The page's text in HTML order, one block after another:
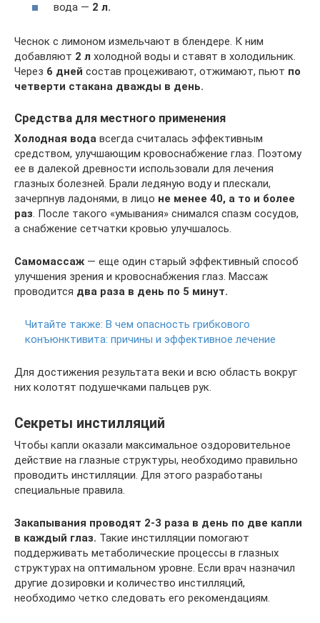
вода — 2 л.
Чеснок с лимоном измельчают в блендере. К ним
добавляют 2 л холодной воды и ставят в холодильник.
Через 6 дней состав процеживают, отжимают, пьют по
четверти стакана дважды в день.
Средства для местного применения
Холодная вода всегда считалась эффективным
средством, улучшающим кровоснабжение глаз. Поэтому
ее в далекой древности использовали для лечения
глазных болезней. Брали ледяную воду и плескали,
зачерпнув ладонями, в лицо не менее 40, а то и более
раз . После такого «умывания» снимался спазм сосудов,
а снабжение сетчатки кровью улучшалось.
Самомассаж — еще один старый эффективный способ
улучшения зрения и кровоснабжения глаз. Массаж
проводится два раза в день по 5 минут.
Читайте также: В чем опасность грибкового
конъюнктивита: причины и эффективное лечение
Для достижения результата веки и всю область вокруг
них колотят подушечками пальцев рук.
Секреты инстилляций
Чтобы капли оказали максимальное оздоровительное
действие на глазные структуры, необходимо правильно
проводить инстилляции. Для этого разработаны
специальные правила.
Закапывания проводят 2-3 раза в день по две капли
в каждый глаз. Такие инстилляции помогают
поддерживать метаболические процессы в глазных
структурах на оптимальном уровне. Если врач назначил
другие дозировки и количество инстилляций,
необходимо четко следовать его рекомендациям.